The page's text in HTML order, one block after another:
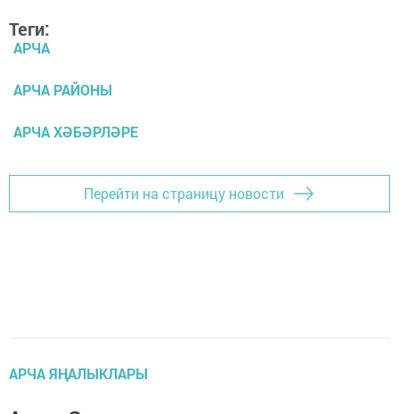
Теги:
АРЧА
АРЧА РАЙОНЫ
АРЧА ХӘБӘРЛӘРЕ
Перейти на страницу новости
АРЧА ЯҢАЛЫКЛАРЫ